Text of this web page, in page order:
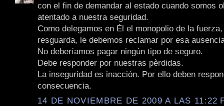
con el fin de demandar al estado cuando somos
atentado a nuestra seguridad.
Como delegamos en Él el monopolio de la
resguarda, le debemos reclamar por esa
No deberíamos pagar ningún tipo de seguro.
Debe responder por nuestras pèrdidas.
La inseguridad es inacción. Por ello deben
consecuencia.
14 DE NOVIEMBRE DE 2009 A LAS 11:22